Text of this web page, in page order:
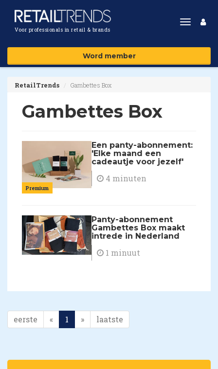
Voor professionals in retail & brands
Toggle
Word member
RetailTrends Gambettes Box
Gambettes Box
Premium
Een panty-abonnement:
'Elke maand een
cadeautje voor jezelf'
4 minuten
Panty-abonnement
Gambettes Box maakt
intrede in Nederland
1 minuut
eerste « 1 » laatste